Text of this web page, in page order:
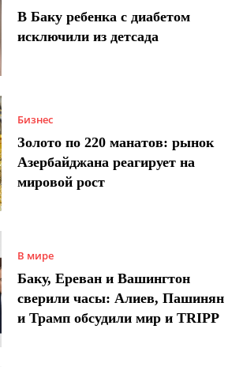
В Баку ребенка с диабетом
исключили из детсада
Бизнес
Золото по 220 манатов: рынок
Азербайджана реагирует на
мировой рост
В мире
Баку, Ереван и Вашингтон
сверили часы: Алиев, Пашинян
и Трамп обсудили мир и TRIPP